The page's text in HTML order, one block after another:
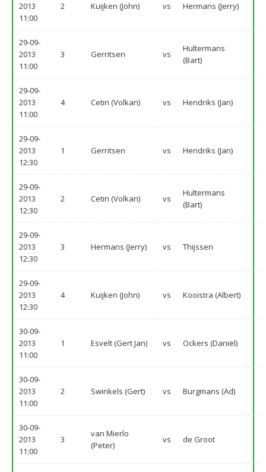
2013
11:00
2 Kuijken (John) vs Hermans (Jerry)
29-09-
2013
11:00
3 Gerritsen vs
Hultermans
(Bart)
29-09-
2013
11:00
4 Cetin (Volkan) vs Hendriks (Jan)
29-09-
2013
12:30
1 Gerritsen vs Hendriks (Jan)
29-09-
2013
12:30
2 Cetin (Volkan) vs
Hultermans
(Bart)
29-09-
2013
12:30
3 Hermans (Jerry) vs Thijssen
29-09-
2013
12:30
4 Kuijken (John) vs Kooistra (Albert)
30-09-
2013
11:00
1 Esvelt (Gert Jan) vs Ockers (Daniël)
30-09-
2013
11:00
2 Swinkels (Gert) vs Burgmans (Ad)
30-09-
2013
11:00
3
van Mierlo
(Peter)
vs de Groot